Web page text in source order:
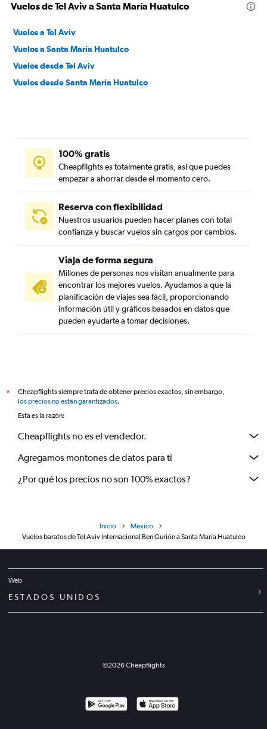
Vuelos de Tel Aviv a Santa María Huatulco
Vuelos a Tel Aviv
Vuelos a Santa María Huatulco
Vuelos desde Tel Aviv
Vuelos desde Santa María Huatulco
100% gratis
Cheapflights es totalmente gratis, así que puedes
empezar a ahorrar desde el momento cero.
Reserva con flexibilidad
Nuestros usuarios pueden hacer planes con total
confianza y buscar vuelos sin cargos por cambios.
Viaja de forma segura
Millones de personas nos visitan anualmente para
encontrar los mejores vuelos. Ayudamos a que la
planificación de viajes sea fácil, proporcionando
información útil y gráficos basados en datos que
pueden ayudarte a tomar decisiones.
*
Cheapflights siempre trata de obtener precios exactos, sin embargo,
los precios no están garantizados.
Esta es la razón:
Cheapflights no es el vendedor.
Agregamos montones de datos para ti
¿Por qué los precios no son 100% exactos?
Inicio
México
Vuelos baratos de Tel Aviv Internacional Ben Gurión a Santa María Huatulco
Web
ESTADOS UNIDOS
©2026Cheapflights